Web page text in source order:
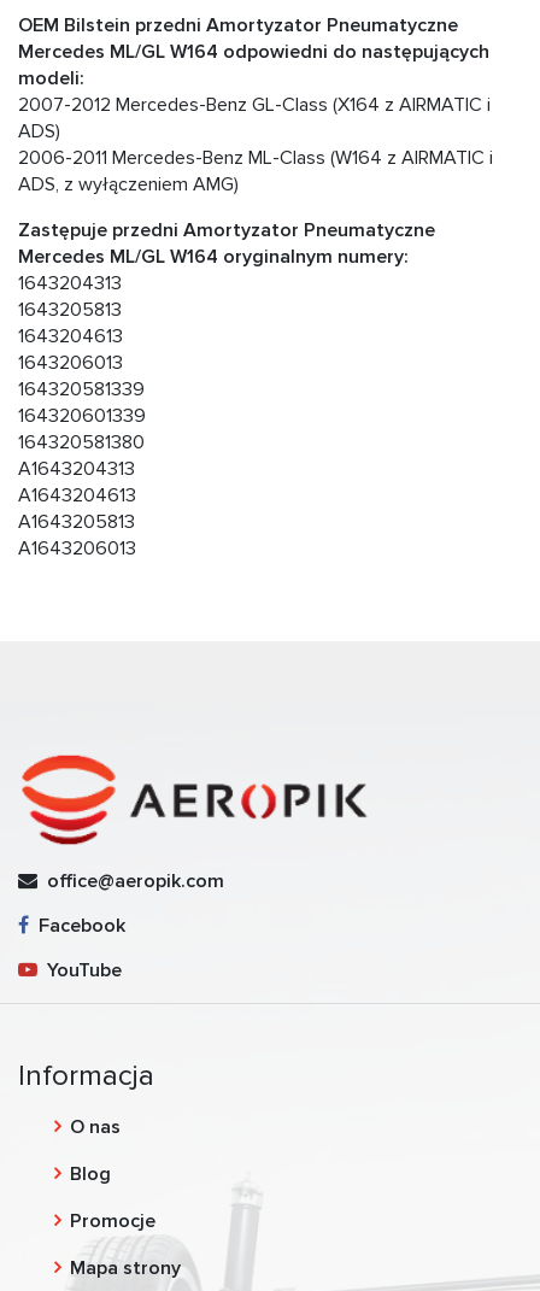
OEM Bilstein przedni Amortyzator Pneumatyczne
Mercedes ML/GL W164 odpowiedni do następujących
modeli:
2007-2012 Mercedes-Benz GL-Class (X164 z AIRMATIC i
ADS)
2006-2011 Mercedes-Benz ML-Class (W164 z AIRMATIC i
ADS, z wyłączeniem AMG)
Zastępuje przedni Amortyzator Pneumatyczne
Mercedes ML/GL W164 oryginalnym numery:
1643204313
1643205813
1643204613
1643206013
164320581339
164320601339
164320581380
A1643204313
A1643204613
A1643205813
A1643206013
office@aeropik.com
Facebook
YouTube
Informacja
O nas
Blog
Promocje
Mapa strony